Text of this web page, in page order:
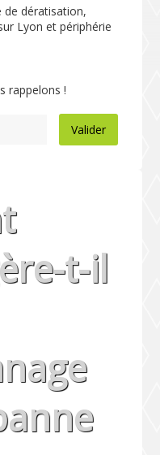
de dératisation,
Lyon et périphérie
rappelons !
Valider
t-il